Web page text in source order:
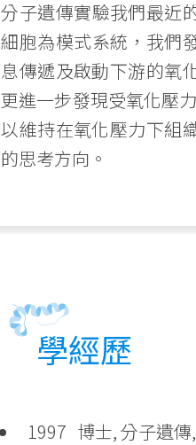
分子遺傳實驗我們最近
細胞為模式系統，我們
息傳遞及啟動下游的氧
更進一步發現受氧化壓
以維持在氧化壓力下組
的思考方向。
學經歷
1997 博士, 分子遺